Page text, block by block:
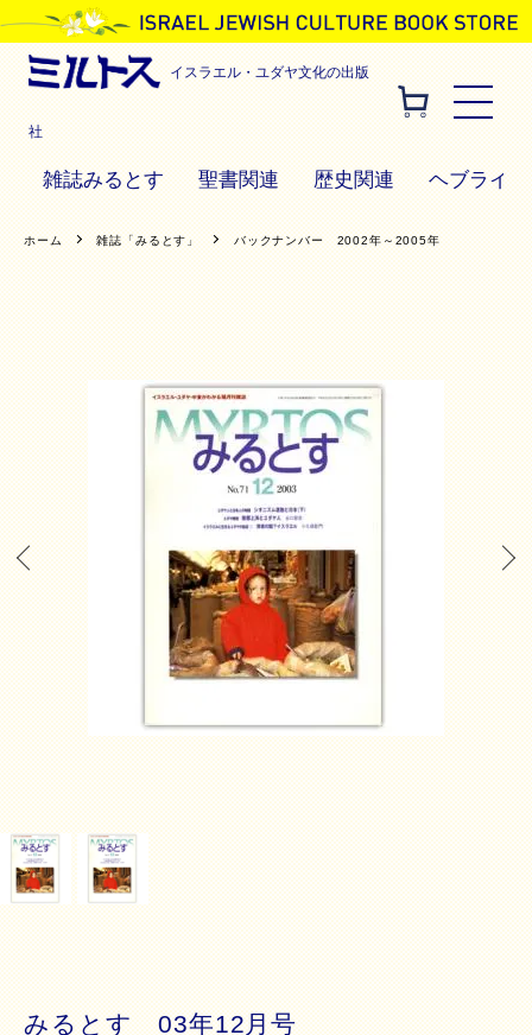
イスラエル・ユダヤ文化の出版
社
雑誌みるとす 聖書関連 歴史関連 ヘブライ
ホーム 雑誌「みるとす」 バックナンバー 2002年～2005年
みるとす 03年12月号